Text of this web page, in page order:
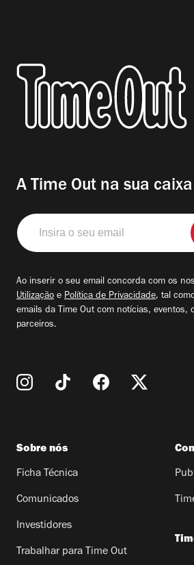
A Time Out na sua
Insira
o
seu
Ao inserir o seu email concorda com os
Utilização e Política de Privacidade, tal
emails da Time Out com notícias, eventos,
parceiros.
Sobre nós
Ficha Técnica
Comunicados
Investidores
Trabalhar para Time Out